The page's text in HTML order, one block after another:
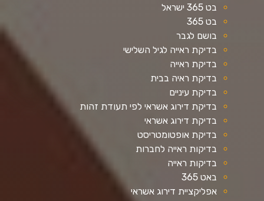
בט 365 ישראל
בט 365
בושם לגבר
בדיקת ראייה לגיל השלישי
בדיקת ראייה
בדיקת ראיה בבית
בדיקת עיניים
בדיקת דירוג אשראי לפי תעודת זהות
בדיקת דירוג אשראי
בדיקת אופטומטריסט
בדיקות ראייה לחברות
בדיקות ראייה
באט 365
אפליקציית דירוג אשראי